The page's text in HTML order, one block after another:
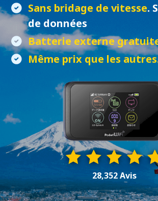
Sans bridage de vitesse.
de données
Batterie externe
Même prix que les
28,352 Avis